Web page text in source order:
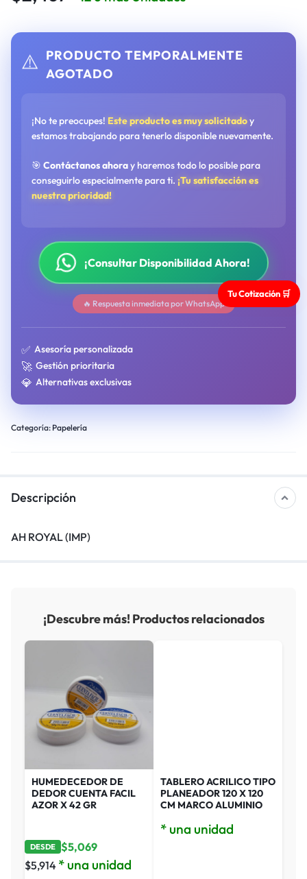
⚠️ PRODUCTO TEMPORALMENTE
AGOTADO
¡No te preocupes! Este producto es muy solicitadoy
estamos trabajando para tenerlo disponible nuevamente.
🎯 Contáctanos ahoray haremos todo lo posible para
conseguirlo especialmente para ti. ¡Tu satisfacción es
nuestra prioridad!
¡Consultar Disponibilidad Ahora!
🔥 Respuesta inmediata por WhatsApp
✅ Asesoría personalizada
🚀 Gestión prioritaria
💎 Alternativas exclusivas
Categoría: Papelería
Descripción
AH ROYAL (IMP)
¡Descubre más! Productos relacionados
HUMEDECEDOR DE
DEDOR CUENTA FACIL
AZOR X 42 GR
DESDE $5,069
$5,914 * una unidad
TABLERO ACRILICO TIPO
PLANEADOR 120 X 120
CM MARCO ALUMINIO
* una unidad
Tu Cotización 🛒